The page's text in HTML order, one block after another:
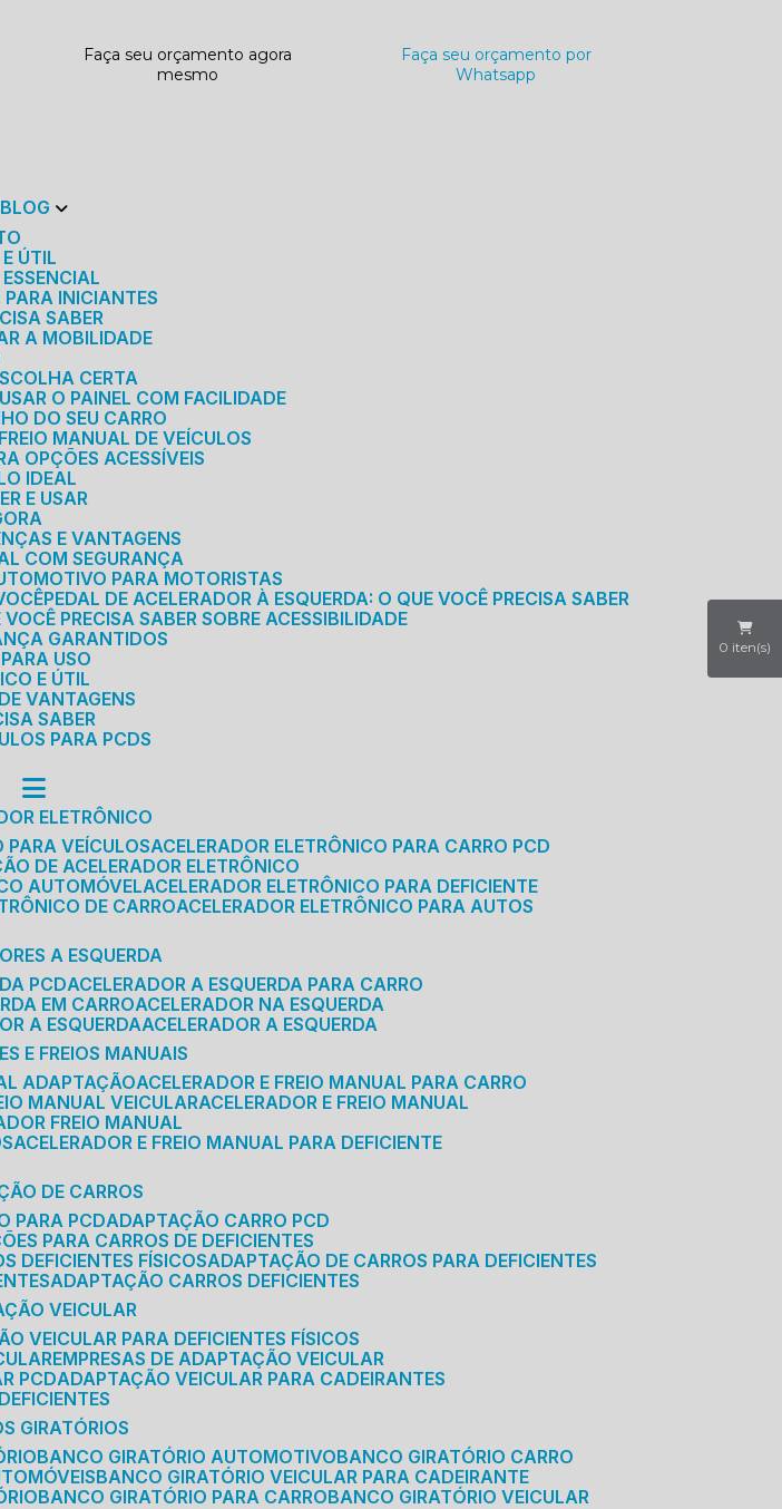
Faça seu orçamento agora
mesmo
Faça seu orçamento por
Whatsapp
BLOG
ÚTIL
PARA INICIANTES
SABER
A MOBILIDADE
CERTA
O PAINEL COM FACILIDADE
DO SEU CARRO
MANUAL DE VEÍCULOS
OPÇÕES ACESSÍVEIS
IDEAL
E USAR
E VANTAGENS
COM SEGURANÇA
PARA MOTORISTAS
PEDAL DE ACELERADOR À ESQUERDA: O QUE VOCÊ PRECISA SABER
PRECISA SABER SOBRE ACESSIBILIDADE
GARANTIDOS
USO
E ÚTIL
VANTAGENS
SABER
PARA PCDS
ELETRÔNICO
PARA VEÍCULOS ACELERADOR ELETRÔNICO PARA CARRO PCD
DE ACELERADOR ELETRÔNICO
AUTOMÓVEL ACELERADOR ELETRÔNICO PARA DEFICIENTE
DE CARRO ACELERADOR ELETRÔNICO PARA AUTOS
A ESQUERDA
PCD ACELERADOR A ESQUERDA PARA CARRO
EM CARRO ACELERADOR NA ESQUERDA
A ESQUERDA ACELERADOR A ESQUERDA
E FREIOS MANUAIS
ADAPTAÇÃO ACELERADOR E FREIO MANUAL PARA CARRO
MANUAL VEICULAR ACELERADOR E FREIO MANUAL
FREIO MANUAL
ACELERADOR E FREIO MANUAL PARA DEFICIENTE
DE CARROS
PARA PCD
ADAPTAÇÃO CARRO PCD
PARA CARROS DE DEFICIENTES
DEFICIENTES FÍSICOS
ADAPTAÇÃO DE CARROS PARA DEFICIENTES
ADAPTAÇÃO CARROS DEFICIENTES
VEICULAR
VEICULAR PARA DEFICIENTES FÍSICOS
EMPRESAS DE ADAPTAÇÃO VEICULAR
PCD
ADAPTAÇÃO VEICULAR PARA CADEIRANTES
GIRATÓRIOS
BANCO GIRATÓRIO AUTOMOTIVO
BANCO GIRATÓRIO CARRO
BANCO GIRATÓRIO VEICULAR PARA CADEIRANTE
BANCO GIRATÓRIO PARA CARRO
BANCO GIRATÓRIO VEICULAR
0 iten(s)